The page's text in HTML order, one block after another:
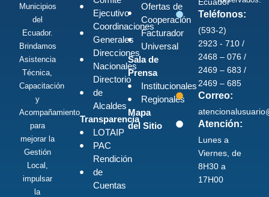
Municipios
del
Ecuador.
Brindamos
Asistencia
Técnica,
Capacitación
y
Acompañamiento
para
mejorar la
Gestión
Local,
impulsar
la
Ejecutivo
Coordinaciones
Generales
Direcciones
Nacionales
Directorio
de
Alcaldes
Transparencia
LOTAIP
PAC
Rendición
de
Cuentas
Ofertas de
Cooperación
Facturador
Universal
Sala de
Prensa
Institucionales
Regionales
Mapa
del Sitio
Teléfonos:
(593-2)
2923 - 710 /
2468 – 076 /
2469 – 683 /
2469 – 685
Correo:
Atención:
Lunes a
Viernes, de
8H30 a
17H00